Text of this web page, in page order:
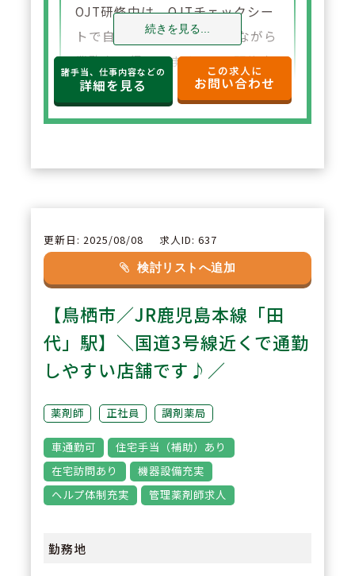
OJT研修中は、OJTチェックシー
トで自分の到達度を確認しながら
業務を習得できます。OJT研修中
は＋1名の配置なので病院からの
キャリアチェンジ、第二新卒や新
としてカウント。半日＋半日での
1日休みカウントはなし。ブロッ
ク長・エリア長が在籍するためお
休み時のフォロー体制も安心。有
給取得の推進を目標に、有休は1
時間単位での取得も可能！
POINT3
＼キャリアアップしたい方向け！
管理薬剤師・店長ポジションでの
採用です／調剤薬局4年以上のご
の採用を予定しております。※住
続きを見る...
諸手当、仕事内容などの
詳細を見る
この求人に
お問い合わせ
更新日: 2025/08/08 求人ID: 637
検討リストへ追加
【鳥栖市／JR鹿児島本線「田
代」駅】＼国道3号線近くで通勤
しやすい店舗です♪／
薬剤師 正社員 調剤薬局
車通勤可
住宅手当（補助）あり
在宅訪問あり
機器設備充実
ヘルプ体制充実
管理薬剤師求人
勤務地